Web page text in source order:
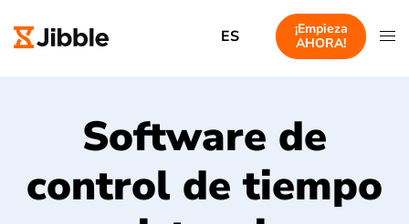
ES
¡Empieza
AHORA!
Software de
control de tiempo